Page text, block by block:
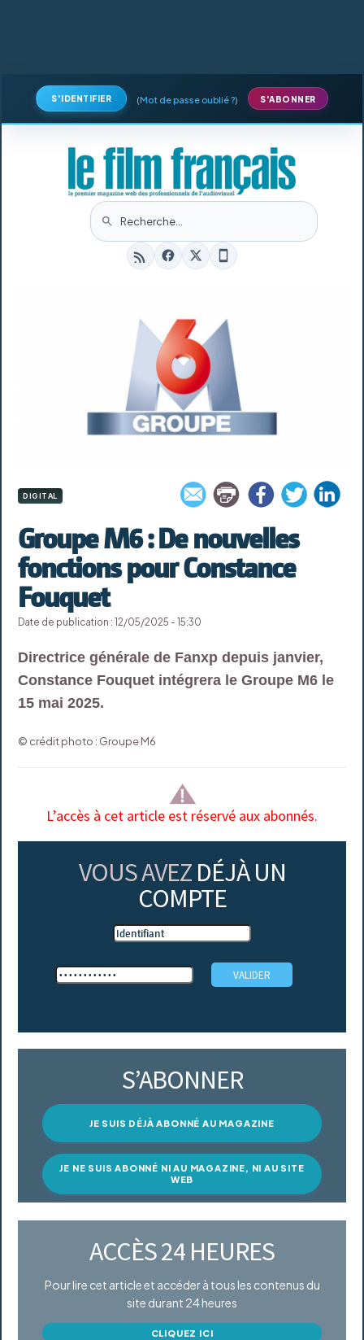
S'IDENTIFIER (Mot de passe oublié ?) S'ABONNER
DIGITAL
Groupe M6 : De nouvelles
fonctions pour Constance
Fouquet
Date de publication : 12/05/2025 - 15:30
Directrice générale de Fanxp depuis janvier,
Constance Fouquet intégrera le Groupe M6 le
15 mai 2025.
© crédit photo : Groupe M6
L’accès à cet article est réservé aux abonnés.
VOUS AVEZ DÉJÀ UN
COMPTE
S’ABONNER
JE SUIS DÉJÀ ABONNÉ AU MAGAZINE
JE NE SUIS ABONNÉ NI AU MAGAZINE, NI AU SITE
WEB
ACCÈS 24 HEURES
Pour lire cet article et accéder à tous les contenus du
site durant 24 heures
CLIQUEZ ICI